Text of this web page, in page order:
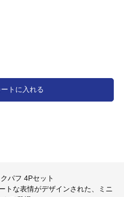
トに入れる
パフ 4Pセット
トな表情がデザインされた、ミニ